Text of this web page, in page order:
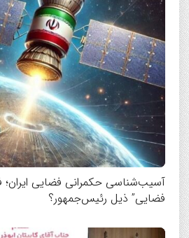
آسیب‌شناسی حکمرانی فضایی ایران؛
فضایی” ذیل رئیس‌جمهور؟